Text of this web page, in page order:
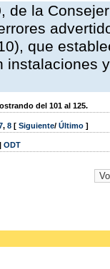
de la
que
instalaciones
del 101 al 125.
, 8 [ Siguiente/ Último ]
| ODT